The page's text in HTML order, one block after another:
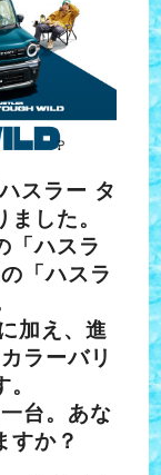
スラー タ
した。
「ハスラ
「ハスラ
加え、進
ラーバリ
台。あな
すか？